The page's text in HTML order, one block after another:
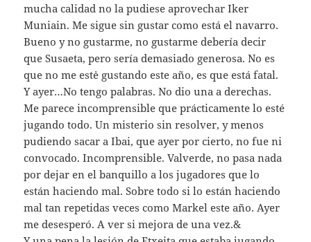
mucha calidad no la pudiese aprovechar Iker
Muniain. Me sigue sin gustar como está el navarro.
Bueno y no gustarme, no gustarme debería decir
que Susaeta, pero sería demasiado generosa. No es
que no me estė gustando este año, es que está fatal.
Y ayer…No tengo palabras. No dio una a derechas.
Me parece incomprensible que prácticamente lo esté
jugando todo. Un misterio sin resolver, y menos
pudiendo sacar a Ibai, que ayer por cierto, no fue ni
convocado. Incomprensible. Valverde, no pasa nada
por dejar en el banquillo a los jugadores que lo
están haciendo mal. Sobre todo si lo están haciendo
mal tan repetidas veces como Markel este año. Ayer
me desesperó. A ver si mejora de una vez.&